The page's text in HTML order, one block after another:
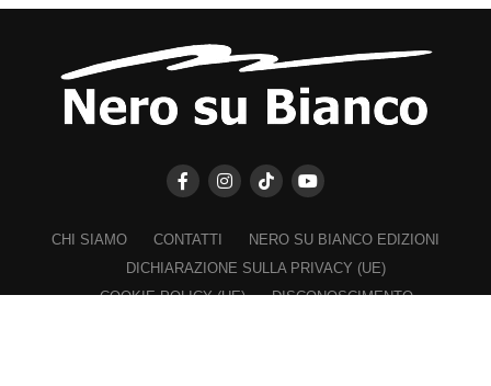
CHI SIAMO CONTATTI
NERO SU BIANCO EDIZIONI
DICHIARAZIONE SULLA PRIVACY (UE)
COOKIE POLICY (UE)
DISCONOSCIMENTO